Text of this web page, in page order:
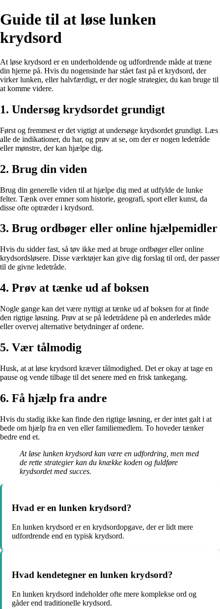
Guide til at løse lunken
krydsord
At løse krydsord er en underholdende og udfordrende måde at træne
din hjerne på. Hvis du nogensinde har stået fast på et krydsord, der
virker lunken, eller halvfærdigt, er der nogle strategier, du kan bruge til
at komme videre.
1. Undersøg krydsordet grundigt
Først og fremmest er det vigtigt at undersøge krydsordet grundigt. Læs
alle de indikationer, du har, og prøv at se, om der er nogen ledetråde
eller mønstre, der kan hjælpe dig.
2. Brug din viden
Brug din generelle viden til at hjælpe dig med at udfylde de lunke
felter. Tænk over emner som historie, geografi, sport eller kunst, da
disse ofte optræder i krydsord.
3. Brug ordbøger eller online hjælpemidler
Hvis du sidder fast, så tøv ikke med at bruge ordbøger eller online
krydsordsløsere. Disse værktøjer kan give dig forslag til ord, der passer
til de givne ledetråde.
4. Prøv at tænke ud af boksen
Nogle gange kan det være nyttigt at tænke ud af boksen for at finde
den rigtige løsning. Prøv at se på ledetrådene på en anderledes måde
eller overvej alternative betydninger af ordene.
5. Vær tålmodig
Husk, at at løse krydsord kræver tålmodighed. Det er okay at tage en
pause og vende tilbage til det senere med en frisk tankegang.
6. Få hjælp fra andre
Hvis du stadig ikke kan finde den rigtige løsning, er der intet galt i at
bede om hjælp fra en ven eller familiemedlem. To hoveder tænker
bedre end et.
At løse lunken krydsord kan være en udfordring, men med
de rette strategier kan du knække koden og fuldføre
krydsordet med succes.
Hvad er en lunken krydsord?
En lunken krydsord er en krydsordopgave, der er lidt mere
udfordrende end en typisk krydsord.
Hvad kendetegner en lunken krydsord?
En lunken krydsord indeholder ofte mere komplekse ord og
gåder end traditionelle krydsord.